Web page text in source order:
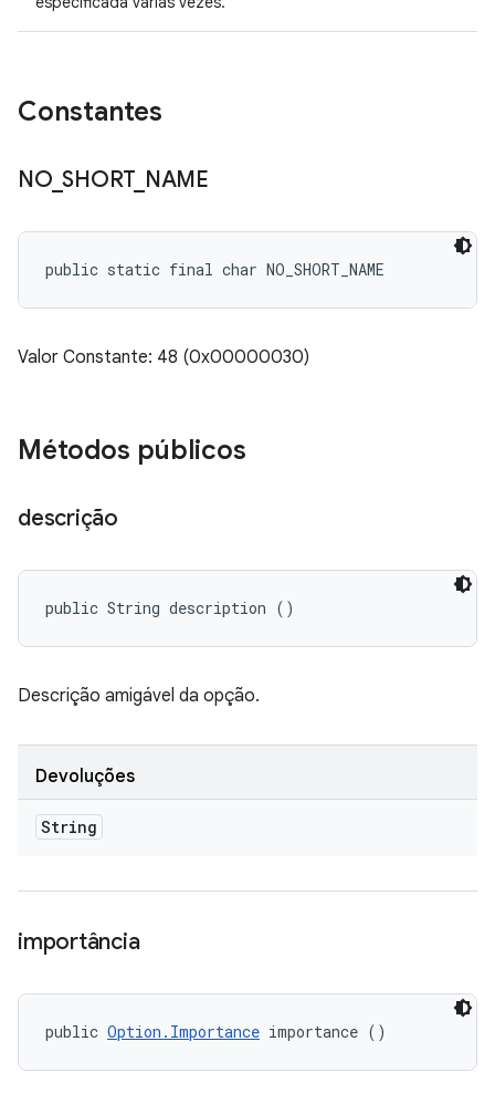
Constantes
NO_SHORT_ NAME
public static final char NO_SHORT_NAME
Valor Constante: 48 (0x00000030)
Métodos públicos
descrição
public String description ()
Descrição amigável da opção.
Devoluções
String
importância
public Option.Importance importance ()